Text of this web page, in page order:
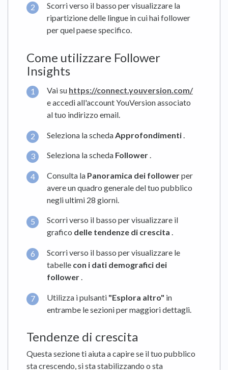
Scorri verso il basso per visualizzare la
ripartizione delle lingue in cui hai follower
per quel paese specifico.
Come utilizzare Follower
Insights
Vai su https://connect.youversion.com/
e accedi all'account YouVersion associato
al tuo indirizzo email.
Seleziona la scheda Approfondimenti
Seleziona la scheda Follower.
Consulta la Panoramica dei followerper
avere un quadro generale del tuo pubblico
negli ultimi 28 giorni.
Scorri verso il basso per visualizzare il
grafico delle tendenze di crescita .
Scorri verso il basso per visualizzare le
tabelle con i dati demografici dei
follower.
Utilizza i pulsanti "Esplora altro" in
entrambe le sezioni per maggiori dettagli.
Tendenze di crescita
Questa sezione ti aiuta a capire se il tuo pubblico
sta crescendo, si sta stabilizzando o sta